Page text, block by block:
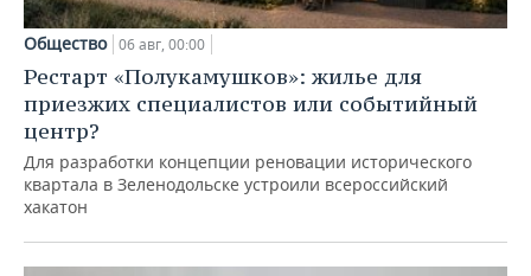
Общество 06 авг, 00:00
Рестарт «Полукамушков»: жилье для
приезжих специалистов или событийный
центр?
Для разработки концепции реновации исторического
квартала в Зеленодольске устроили всероссийский
хакатон